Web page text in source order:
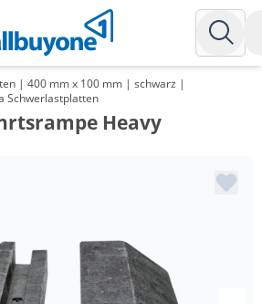
| 400 mm x 100 mm | schwarz |
Schwerlastplatten
Heavy